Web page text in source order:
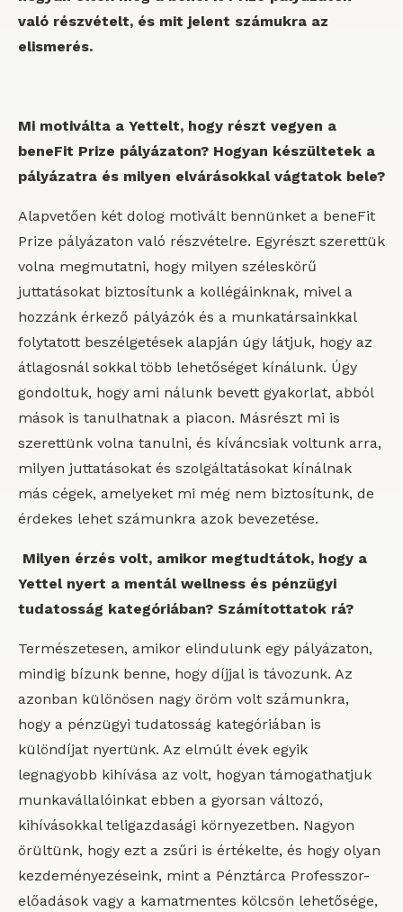
való részvételt, és mit jelent számukra az
elismerés.
Mi motiválta a Yettelt, hogy részt vegyen a
beneFit Prize pályázaton? Hogyan készültetek a
pályázatra és milyen elvárásokkal vágtatok bele?
Alapvetően két dolog motivált bennünket a beneFit
Prize pályázaton való részvételre. Egyrészt szerettük
volna megmutatni, hogy milyen széleskörű
juttatásokat biztosítunk a kollégáinknak, mivel a
hozzánk érkező pályázók és a munkatársainkkal
folytatott beszélgetések alapján úgy látjuk, hogy az
átlagosnál sokkal több lehetőséget kínálunk. Úgy
gondoltuk, hogy ami nálunk bevett gyakorlat, abból
mások is tanulhatnak a piacon. Másrészt mi is
szerettünk volna tanulni, és kíváncsiak voltunk arra,
milyen juttatásokat és szolgáltatásokat kínálnak
más cégek, amelyeket mi még nem biztosítunk, de
érdekes lehet számunkra azok bevezetése.
Milyen érzés volt, amikor megtudtátok, hogy a
Yettel nyert a mentál wellness és pénzügyi
tudatosság kategóriában? Számítottatok rá?
Természetesen, amikor elindulunk egy pályázaton,
mindig bízunk benne, hogy díjjal is távozunk. Az
azonban különösen nagy öröm volt számunkra,
hogy a pénzügyi tudatosság kategóriában is
különdíjat nyertünk. Az elmúlt évek egyik
legnagyobb kihívása az volt, hogyan támogathatjuk
munkavállalóinkat ebben a gyorsan változó,
kihívásokkal teligazdasági környezetben. Nagyon
örültünk, hogy ezt a zsűri is értékelte, és hogy olyan
kezdeményezéseink, mint a Pénztárca Professzor-
előadások vagy a kamatmentes kölcsön lehetősége,